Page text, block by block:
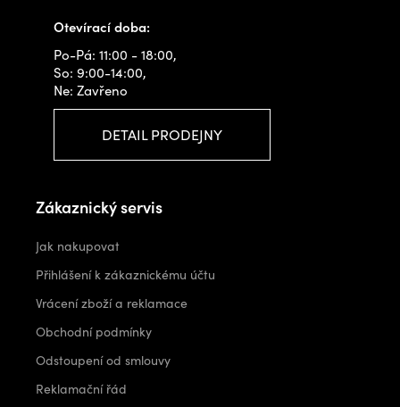
Otevírací doba:
Po-Pá: 11:00 - 18:00,
So: 9:00-14:00,
Ne: Zavřeno
DETAIL PRODEJNY
Zákaznický servis
Jak nakupovat
Přihlášení k zákaznickému účtu
Vrácení zboží a reklamace
Obchodní podmínky
Odstoupení od smlouvy
Reklamační řád